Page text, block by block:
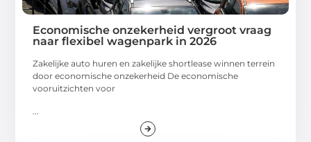
Economische onzekerheid vergroot vraag
naar flexibel wagenpark in 2026
Zakelijke auto huren en zakelijke shortlease winnen terrein
door economische onzekerheid De economische
vooruitzichten voor